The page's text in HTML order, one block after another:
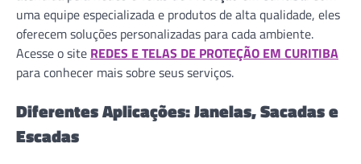
uma equipe especializada e produtos de alta qualidade, eles
oferecem soluções personalizadas para cada ambiente.
Acesse o site REDES E TELAS DE PROTEÇÃO EM CURITIBA
para conhecer mais sobre seus serviços.
Diferentes Aplicações: Janelas, Sacadas e
Escadas